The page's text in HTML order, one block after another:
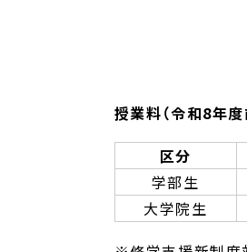
授業料（令和8年度
区分
学部生
大学院生